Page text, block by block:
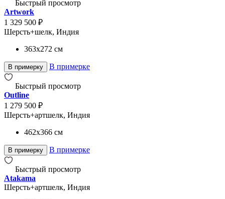
Быстрый просмотр
Artwork
1 329 500 ₽
Шерсть+шелк, Индия
363x272 см
В примерку В примерке
Быстрый просмотр
Outline
1 279 500 ₽
Шерсть+артшелк, Индия
462x366 см
В примерку В примерке
Быстрый просмотр
Atakama
Шерсть+артшелк, Индия